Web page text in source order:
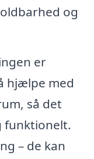
og
er
hjælpe med
så det
funktionelt.
– de kan